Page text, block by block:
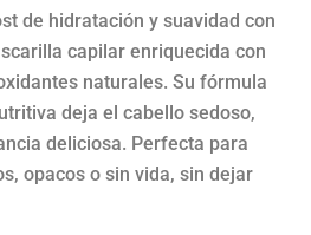
de hidratación y suavidad con
capilar enriquecida con
naturales. Su fórmula
deja el cabello sedoso,
deliciosa. Perfecta para
opacos o sin vida, sin dejar